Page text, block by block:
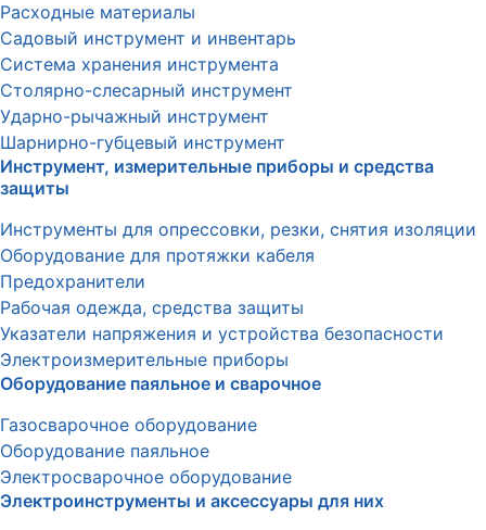
Расходные материалы
Садовый инструмент и инвентарь
Система хранения инструмента
Столярно-слесарный инструмент
Ударно-рычажный инструмент
Шарнирно-губцевый инструмент
Инструмент, измерительные приборы и средства
защиты
Инструменты для опрессовки, резки, снятия изоляции
Оборудование для протяжки кабеля
Предохранители
Рабочая одежда, средства защиты
Указатели напряжения и устройства безопасности
Электроизмерительные приборы
Оборудование паяльное и сварочное
Газосварочное оборудование
Оборудование паяльное
Электросварочное оборудование
Электроинструменты и аксессуары для них